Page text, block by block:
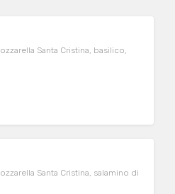
Santa Cristina, basilico,
Santa Cristina, salamino di